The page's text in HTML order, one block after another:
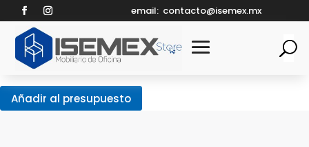
email: contacto@isemex.mx
Añadir al presupuesto